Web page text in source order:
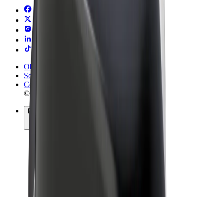
Obchodní podmínky
Soukromí
Cookies
© 2026 Bolt Technology OÜ
Produkty